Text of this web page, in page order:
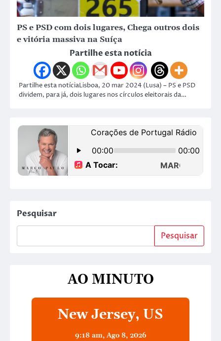
PS e PSD com dois lugares, Chega outros dois
e vitória massiva na Suíça
Partilhe esta notícia
Partilhe esta notíciaLisboa, 20 mar 2024 (Lusa) – PS e PSD
dividem, para já, dois lugares nos círculos eleitorais da…
Pesquisar
Pesquisar
AO MINUTO
New Jersey, US
9:18 am, Ago 8, 2026